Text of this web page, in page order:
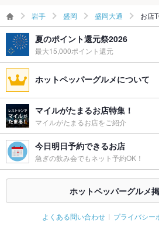
岩手 盛岡 盛岡大通 お店
夏のポイント還元祭2026
最大15,000ポイント還元
ホットペッパーグルメについて
マイルがたまるお店特集！
マイルがたまるお店をご紹介
今日明日予約できるお店
急ぎの飲み会でもネット予約OK！
ホットペッパーグルメ
よくある問い合わせ プライバシー